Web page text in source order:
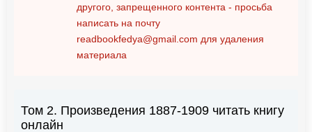
другого, запрещенного контента - просьба
написать на почту
readbookfedya@gmail.com для удаления
материала
Том 2. Произведения 1887-1909 читать книгу
онлайн